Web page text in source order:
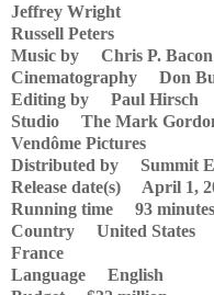
Jeffrey Wright
Russell Peters
Music by Chris P. Bacon
Cinematography Don
Editing by Paul Hirsch
Studio The Mark
Vendôme Pictures
Distributed by Summit
Release date(s) April 1,
Running time 93 minutes
Country United States
France
Language English